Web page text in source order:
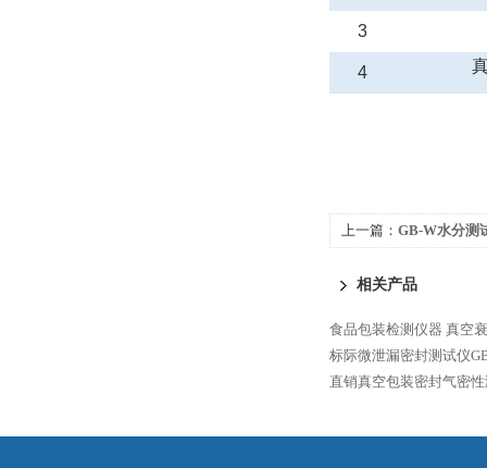
3
4
上一篇： GB-W水分测
相关产品
食品包装检测仪器 真空
标际微泄漏密封测试仪
直销真空包装密封气密